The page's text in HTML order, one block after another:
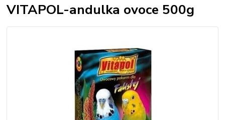
VITAPOL-andulka ovoce 500g